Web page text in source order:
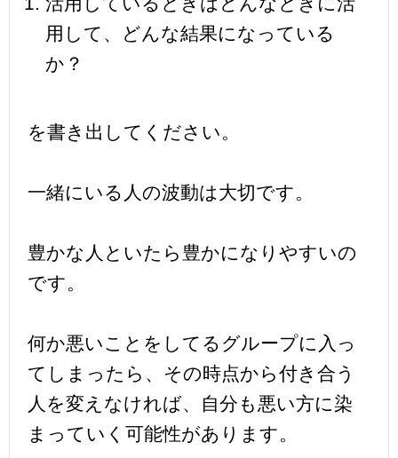
用して、どんな結果になっている
か？
を書き出してください。
一緒にいる人の波動は大切です。
豊かな人といたら豊かになりやすいの
です。
何か悪いことをしてるグループに入っ
てしまったら、その時点から付き合う
人を変えなければ、自分も悪い方に染
まっていく可能性があります。